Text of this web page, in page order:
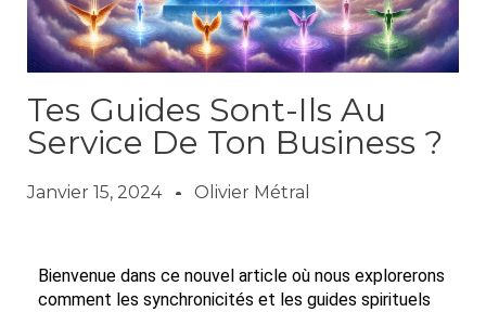
Tes Guides Sont-Ils Au
Service De Ton Business ?
Janvier 15, 2024 Olivier Métral
Bienvenue dans ce nouvel article où nous explorerons
comment les synchronicités et les guides spirituels